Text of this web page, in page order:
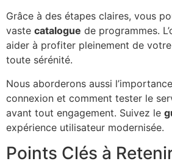
Grâce à des étapes claires, vous
vaste catalogue de programmes.
aider à profiter pleinement de votre
toute sérénité.
Nous aborderons aussi
connexion et comment tester le
avant tout engagement. Suivez le
expérience utilisateur modernisée.
Points Clés à